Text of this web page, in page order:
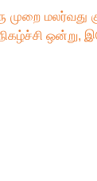
மலர்வது
ஒன்று,